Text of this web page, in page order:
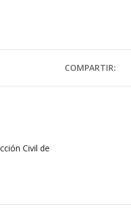
ar
COMPARTIR:
Civil de